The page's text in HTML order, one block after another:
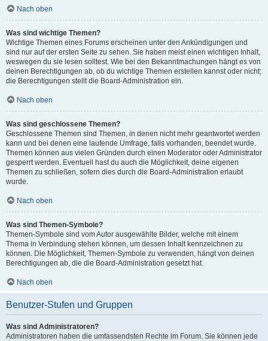
Nach oben
Was sind wichtige Themen?
Wichtige Themen eines Forums erscheinen unter den Ankündigungen und
sind nur auf der ersten Seite zu sehen. Sie haben meist einen wichtigen Inhalt,
weswegen du sie lesen solltest. Wie bei den Bekanntmachungen hängt es von
deinen Berechtigungen ab, ob du wichtige Themen erstellen kannst oder nicht;
die Berechtigungen stellt die Board-Administration ein.
Nach oben
Was sind geschlossene Themen?
Geschlossene Themen sind Themen, in denen nicht mehr geantwortet werden
kann und bei denen eine laufende Umfrage, falls vorhanden, beendet wurde.
Themen können aus vielen Gründen durch einen Moderator oder Administrator
gesperrt werden. Eventuell hast du auch die Möglichkeit, deine eigenen
Themen zu schließen, sofern dies durch die Board-Administration erlaubt
wurde.
Nach oben
Was sind Themen-Symbole?
Themen-Symbole sind vom Autor ausgewählte Bilder, welche mit einem
Thema in Verbindung stehen können, um dessen Inhalt kennzeichnen zu
können. Die Möglichkeit, Themen-Symbole zu verwenden, hängt von deinen
Berechtigungen ab, die die Board-Administration gesetzt hat.
Nach oben
Benutzer-Stufen und Gruppen
Was sind Administratoren?
Administratoren haben die umfassendsten Rechte im Forum. Sie können jede